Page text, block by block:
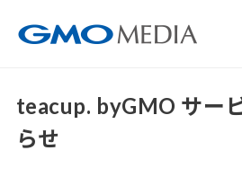
teacup. byGMO サー
らせ